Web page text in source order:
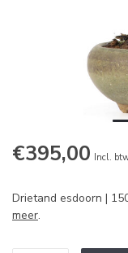
€395,00 Incl.
Drietand esdoorn |
meer.